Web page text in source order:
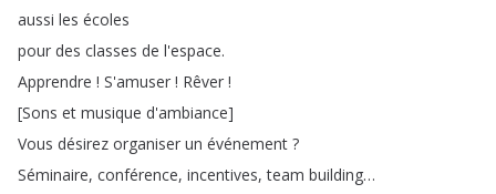
aussi les écoles
pour des classes de l'espace.
Apprendre ! S'amuser ! Rêver !
[Sons et musique d'ambiance]
Vous désirez organiser un événement ?
Séminaire, conférence, incentives,team building…